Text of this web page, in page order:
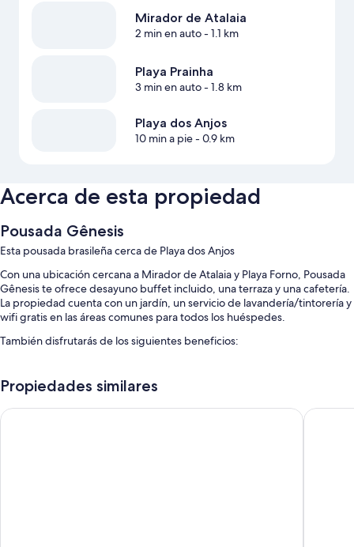
Mirador de Atalaia
2 min en auto- 1.1 km
Playa Prainha
3 min en auto- 1.8 km
Playa dos Anjos
10 min a pie- 0.9 km
Acerca de esta propiedad
Pousada Gênesis
Esta pousada brasileña cerca de Playa dos Anjos
Con una ubicación cercana a Mirador de Atalaia y Playa Forno, Pousada
Gênesis te ofrece desayuno buffet incluido, una terraza y una cafetería.
La propiedad cuenta con un jardín, un servicio de lavandería/tintorería y
wifi gratis en las áreas comunes para todos los huéspedes.
También disfrutarás de los siguientes beneficios:
sombrillas
Check-out exprés, un área de parrillas y café o té en las áreas
Propiedades similares
Pousada Xerxes